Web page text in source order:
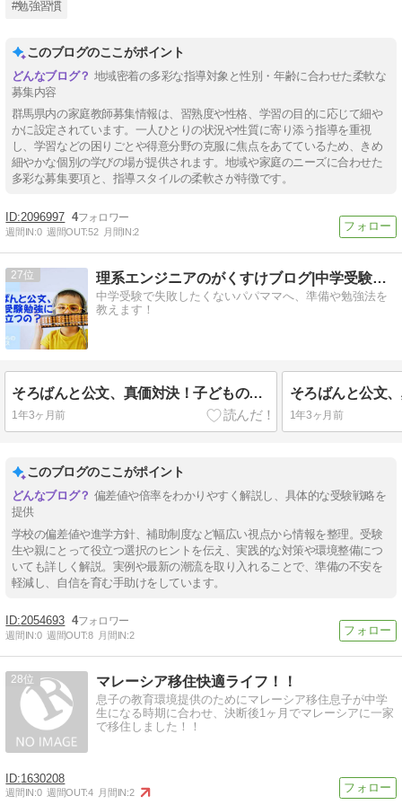
#勉強習慣
このブログのここがポイント
地域密着の多彩な指導対象と性別・年齢に合わせた柔軟な
募集内容
群馬県内の家庭教師募集情報は、習熟度や性格、学習の目的に応じて細や
かに設定されています。一人ひとりの状況や性質に寄り添う指導を重視
し、学習などの困りごとや得意分野の克服に焦点をあてているため、きめ
細やかな個別の学びの場が提供されます。地域や家庭のニーズに合わせた
多彩な募集要項と、指導スタイルの柔軟さが特徴です。
2096997 4
週間IN:0 週間OUT:52 月間IN:2
27 理系エンジニアのがくすけブログ|中学受験の準備や始め方
中学受験で失敗したくないパパママへ、準備や勉強法を
教えます！
そろばんと公文、真価対決！子どもの未来を切り拓く「学び」を本音で語る ─ 成長を加速する選択とは
1年3ヶ月前 1年3ヶ月前
このブログのここがポイント
偏差値や倍率をわかりやすく解説し、具体的な受験戦略を
提供
学校の偏差値や進学方針、補助制度など幅広い視点から情報を整理。受験
生や親にとって役立つ選択のヒントを伝え、実践的な対策や環境整備につ
いても詳しく解説。実例や最新の潮流を取り入れることで、準備の不安を
軽減し、自信を育む手助けをしています。
2054693 4
週間IN:0 週間OUT:8 月間IN:2
28 マレーシア移住快適ライフ！！
息子の教育環境提供のためにマレーシア移住息子が中学
生になる時期に合わせ、決断後1ヶ月でマレーシアに一家
で移住しました！！
1630208
週間IN:0 週間OUT:4 月間IN:2